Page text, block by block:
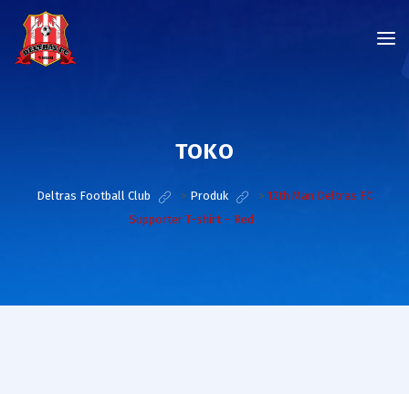
TOKO
Deltras Football Club > Produk > 12th Man Deltras FC
Supporter T-shirt – Red